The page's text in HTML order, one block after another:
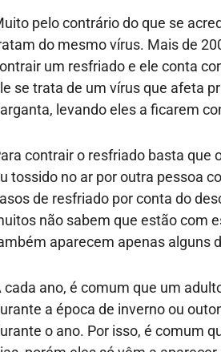
pelo contrário do que se
do mesmo vírus. Mais de
um resfriado e ele conta
se trata de um vírus que afeta
levando eles a ficarem
contrair o resfriado basta que
tossido no ar por outra pessoa
de resfriado por conta do
não sabem que estão com
aparecem apenas alguns
cada ano, é comum que um
a época de inverno ou
o ano. Por isso, é comum